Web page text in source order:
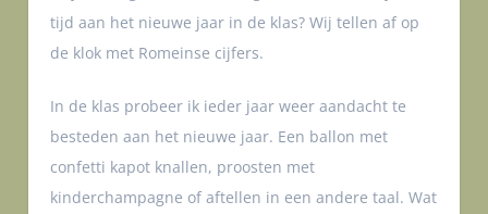
tijd aan het nieuwe jaar in de klas? Wij tellen af op
de klok met Romeinse cijfers.
In de klas probeer ik ieder jaar weer aandacht te
besteden aan het nieuwe jaar. Een ballon met
confetti kapot knallen, proosten met
kinderchampagne of aftellen in een andere taal. Wat